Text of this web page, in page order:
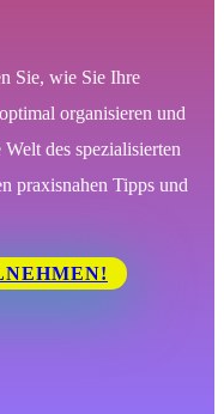
Sie, wie Sie Ihre
organisieren und
des spezialisierten
praxisnahen Tipps und